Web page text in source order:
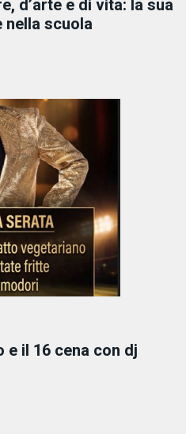
d’arte e di vita: la sua
scuola
e il 16 cena con dj